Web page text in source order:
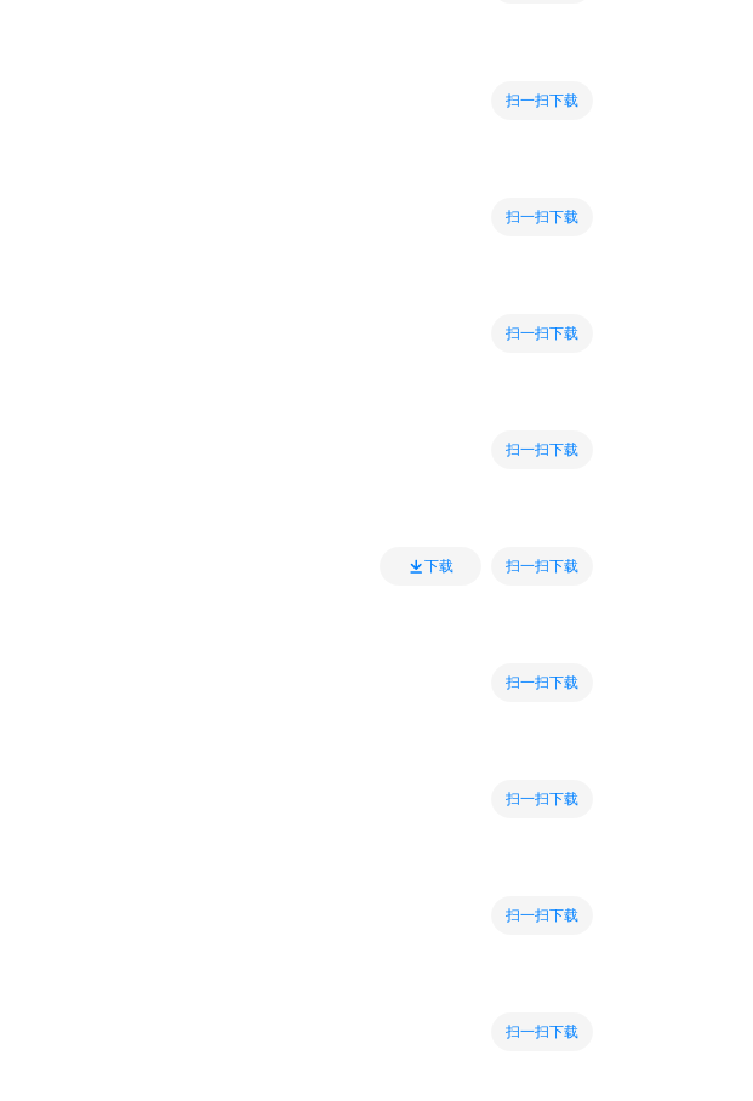
扫一扫下载
扫一扫下载
扫一扫下载
扫一扫下载
下载 扫一扫下载
扫一扫下载
扫一扫下载
扫一扫下载
扫一扫下载